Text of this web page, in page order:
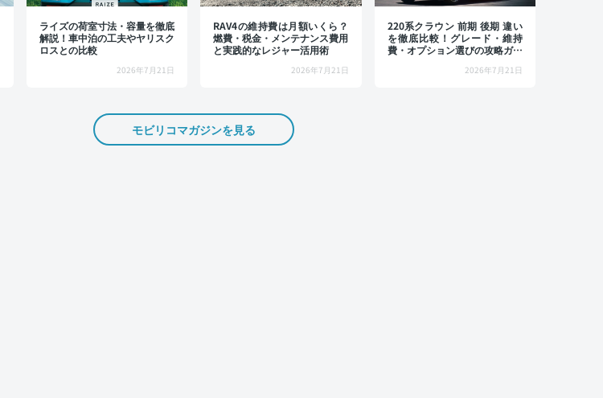
ライズの荷室寸法・容量を徹底
解説！車中泊の工夫やヤリスク
ロスとの比較
2026年7月21日
RAV4の維持費は月額いくら？
燃費・税金・メンテナンス費用
と実践的なレジャー活用術
2026年7月21日
220系クラウン 前期 後期 違い
を徹底比較！グレード・維持
費・オプション選びの攻略ガイ
2026年7月21日
モビリコマガジンを見る